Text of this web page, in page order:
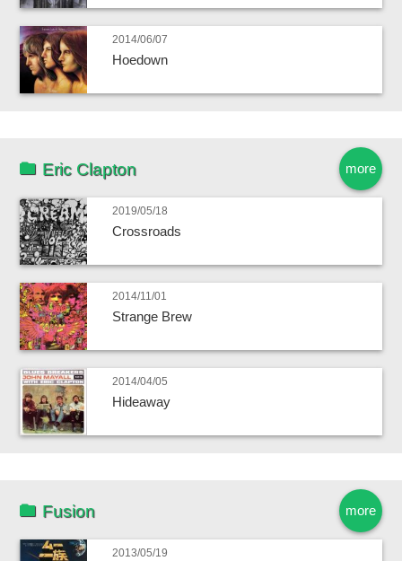
2014/06/07
Hoedown
more
Eric Clapton
2019/05/18
Crossroads
2014/11/01
Strange Brew
2014/04/05
Hideaway
more
Fusion
2013/05/19